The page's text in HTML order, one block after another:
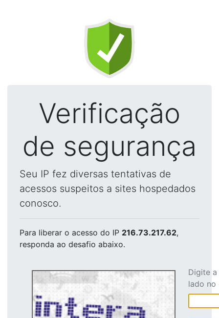
Verificação
de segurança
Seu IP fez diversas tentativas de
acessos suspeitos a sites hospedados
conosco.
Para liberar o acesso do IP 216.73.217.62,
responda ao desafio abaixo.
Digite
lado no